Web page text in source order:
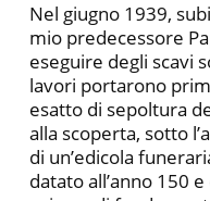
Nel giugno 1939,
mio predecessore
eseguire degli scavi
lavori portarono
esatto di sepoltura
alla scoperta, sotto
di un’edicola
datato all’anno 150